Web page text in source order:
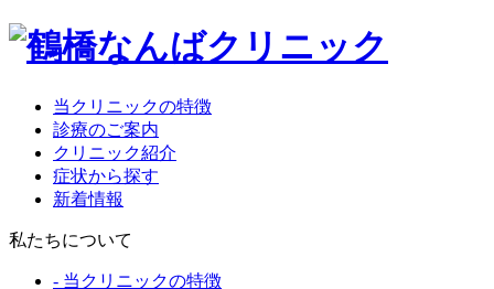
当クリニックの特徴
診療のご案内
クリニック紹介
症状から探す
新着情報
私たちについて
- 当クリニックの特徴